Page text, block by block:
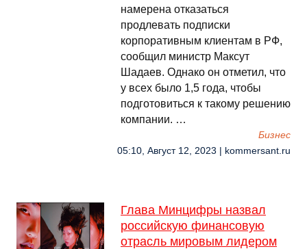
намерена отказаться
продлевать подписки
корпоративным клиентам в РФ,
сообщил министр Максут
Шадаев. Однако он отметил, что
у всех было 1,5 года, чтобы
подготовиться к такому решению
компании. …
Бизнес
05:10, Август 12, 2023 | kommersant.ru
Глава Минцифры назвал
российскую финансовую
отрасль мировым лидером